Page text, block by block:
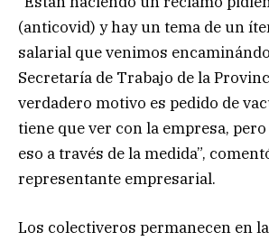
(anticovid) y hay un tema de un
salarial que venimos
Secretaría de Trabajo de la
verdadero motivo es pedido de
tiene que ver con la empresa,
eso a través de la medida”,
representante empresarial.
Los colectiveros permanecen en